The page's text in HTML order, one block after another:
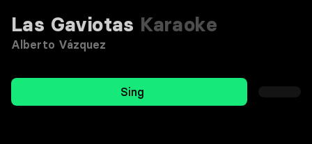
Las Gaviotas Karaoke
Alberto Vázquez
Sing